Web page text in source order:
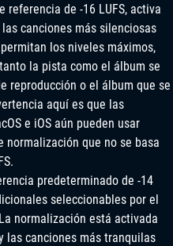
referencia de -16 LUFS, activa
canciones más silenciosas
los niveles máximos,
la pista como el álbum se
reproducción o el álbum que se
aquí es que las
e iOS aún pueden usar
normalización que no se basa
predeterminado de -14
seleccionables por el
normalización está activada
las canciones más tranquilas